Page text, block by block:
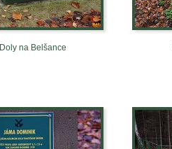
Doly na Belšance